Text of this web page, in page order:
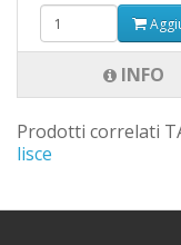
INFO
Prodotti correlati
lisce